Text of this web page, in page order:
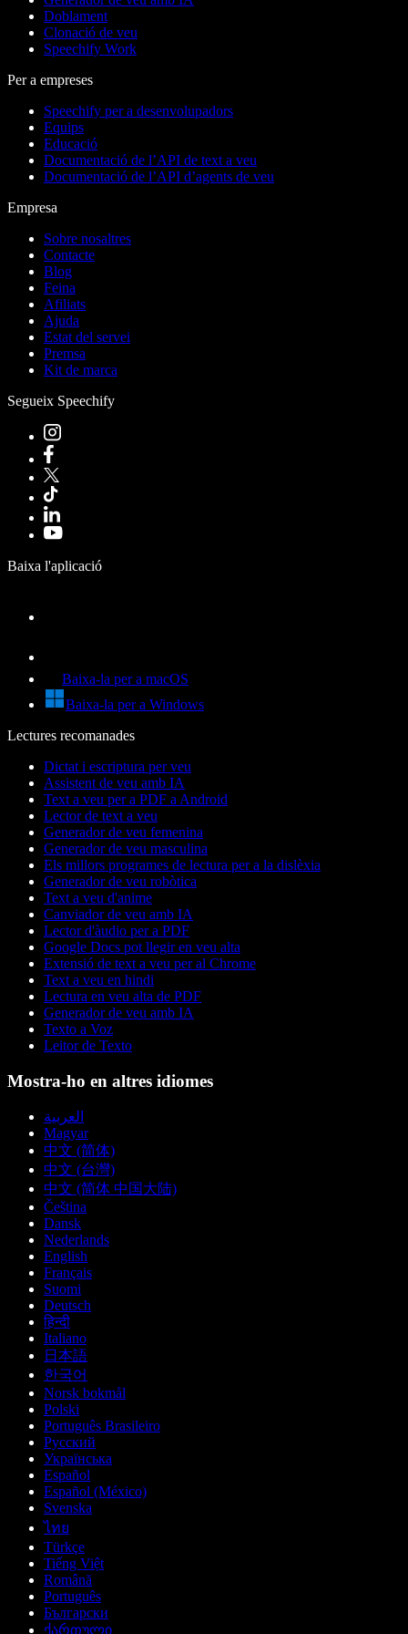
Doblament
Clonació de veu
Speechify Work
Per a empreses
Speechify per a desenvolupadors
Equips
Educació
Documentació de l’API de text a veu
Documentació de l’API d’agents de veu
Empresa
Sobre nosaltres
Contacte
Blog
Feina
Afiliats
Ajuda
Estat del servei
Premsa
Kit de marca
Segueix Speechify
Baixa l'aplicació
Baixa-la per a macOS
Baixa-la per a Windows
Lectures recomanades
Dictat i escriptura per veu
Assistent de veu amb IA
Text a veu per a PDF a Android
Lector de text a veu
Generador de veu femenina
Generador de veu masculina
Els millors programes de lectura per a la dislèxia
Generador de veu robòtica
Text a veu d'anime
Canviador de veu amb IA
Lector d'àudio per a PDF
Google Docs pot llegir en veu alta
Extensió de text a veu per al Chrome
Text a veu en hindi
Lectura en veu alta de PDF
Generador de veu amb IA
Texto a Voz
Leitor de Texto
Mostra-ho en altres idiomes
العربية
Magyar
中文 (简体)
中文 (台灣)
中文 (简体 中国大陆)
Čeština
Dansk
Nederlands
English
Français
Suomi
Deutsch
हिन्दी
Italiano
日本語
한국어
Norsk bokmål
Polski
Português Brasileiro
Русский
Українська
Español
Español (México)
Svenska
ไทย
Türkçe
Tiếng Việt
Română
Português
Български
ქართული